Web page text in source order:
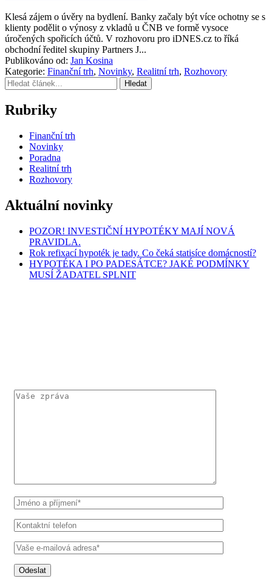
Klesá zájem o úvěry na bydlení. Banky začaly být více ochotny se s
klienty podělit o výnosy z vkladů u ČNB ve formě vysoce
úročených spořicích účtů. V rozhovoru pro iDNES.cz to říká
obchodní ředitel skupiny Partners J...
Publikováno od: Jan Kosina
Kategorie: Finanční trh, Novinky, Realitní trh, Rozhovory
Hledat
Rubriky
Finanční trh
Novinky
Poradna
Realitní trh
Rozhovory
Aktuální novinky
POZOR! INVESTIČNÍ HYPOTÉKY MAJÍ NOVÁ
PRAVIDLA.
Rok refixací hypoték je tady. Co čeká statisíce domácností?
HYPOTÉKA I PO PADESÁTCE? JAKÉ PODMÍNKY
MUSÍ ŽADATEL SPLNIT
Odeslat